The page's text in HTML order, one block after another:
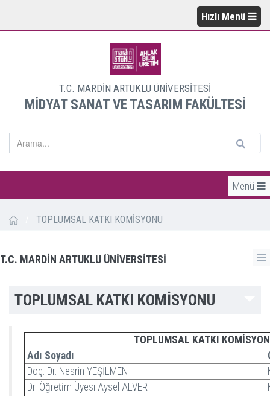
Hızlı Menü
T.C. MARDİN ARTUKLU ÜNİVERSİTESİ
MİDYAT SANAT VE TASARIM FAKÜLTESİ
Menü
TOPLUMSAL KATKI KOMİSYONU
T.C. MARDİN ARTUKLU ÜNİVERSİTESİ
TOPLUMSAL KATKI KOMİSYONU
TOPLUMSAL KATKI
Adı Soyadı
Doç. Dr. Nesrin YEŞİLMEN
Dr. Öğretim Üyesi Aysel ALVER